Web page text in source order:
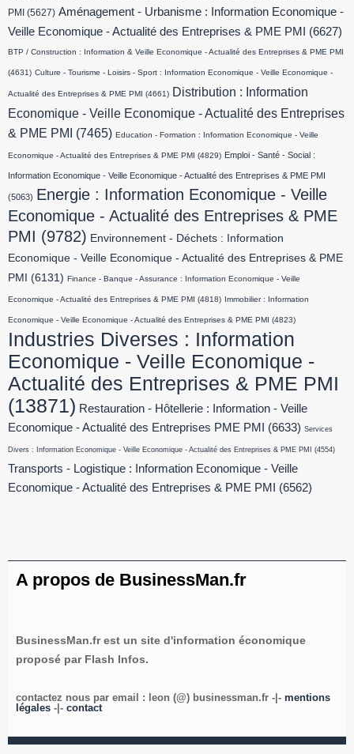
PMI (5627) Aménagement - Urbanisme : Information Economique -
Veille Economique - Actualité des Entreprises & PME PMI
(6627)
BTP / Construction : Information & Veille Economique - Actualité des Entreprises & PME PMI
(4631) Culture - Tourisme - Loisirs - Sport : Information Economique - Veille Economique -
Actualité des Entreprises & PME PMI (4661) Distribution : Information
Economique - Veille Economique - Actualité des Entreprises
& PME PMI
(7465) Education - Formation : Information Economique - Veille
Economique - Actualité des Entreprises & PME PMI (4829) Emploi - Santé - Social :
Information Economique - Veille Economique - Actualité des Entreprises & PME PMI
(5063) Energie : Information Economique - Veille
Economique - Actualité des Entreprises & PME
PMI (9782) Environnement - Déchets : Information
Economique - Veille Economique - Actualité des Entreprises & PME
PMI
(6131) Finance - Banque - Assurance : Information Economique - Veille
Economique - Actualité des Entreprises & PME PMI (4818) Immobilier : Information
Economique - Veille Economique - Actualité des Entreprises & PME PMI (4823)
Industries Diverses : Information
Economique - Veille Economique -
Actualité des Entreprises & PME PMI
(13871) Restauration - Hôtellerie : Information - Veille
Economique - Actualité des Entreprises PME PMI
(6633) Services
Divers : Information Economique - Veille Economique - Actualité des Entreprises & PME PMI (4554)
Transports - Logistique : Information Economique - Veille
Economique - Actualité des Entreprises & PME PMI
(6562)
A propos de BusinessMan.fr
BusinessMan.fr est un site d'information économique
proposé par Flash Infos.
contactez nous par email : leon (@) businessman.fr -|- mentions
légales -|- contact